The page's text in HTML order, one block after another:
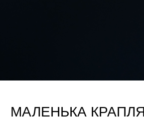
МАЛЕНЬКА